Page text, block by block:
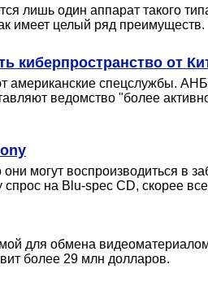
лишь один аппарат такого
имеет целый ряд преимуществ.
киберпространство от
американские спецслужбы.
ведомство "более
могут воспроизводиться в
на Blu-spec CD, скорее
для обмена
более 29 млн долларов.